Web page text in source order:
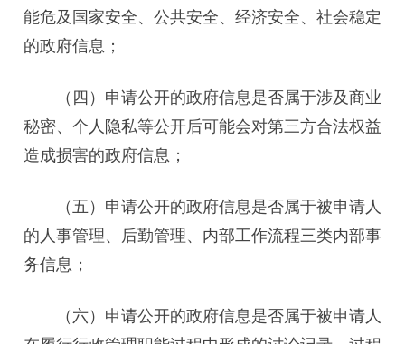
能危及国家安全、公共安全、经济安全、社会稳定
的政府信息；
（四）申请公开的政府信息是否属于涉及商业
秘密、个人隐私等公开后可能会对第三方合法权益
造成损害的政府信息；
（五）申请公开的政府信息是否属于被申请人
的人事管理、后勤管理、内部工作流程三类内部事
务信息；
（六）申请公开的政府信息是否属于被申请人